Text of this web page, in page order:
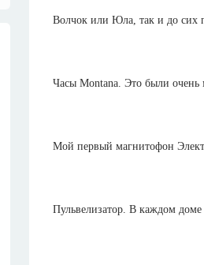
Волчок или Юла, так и до сих
Часы Montana. Это были
Мой первый магнитофон
Пульвелизатор. В каждом